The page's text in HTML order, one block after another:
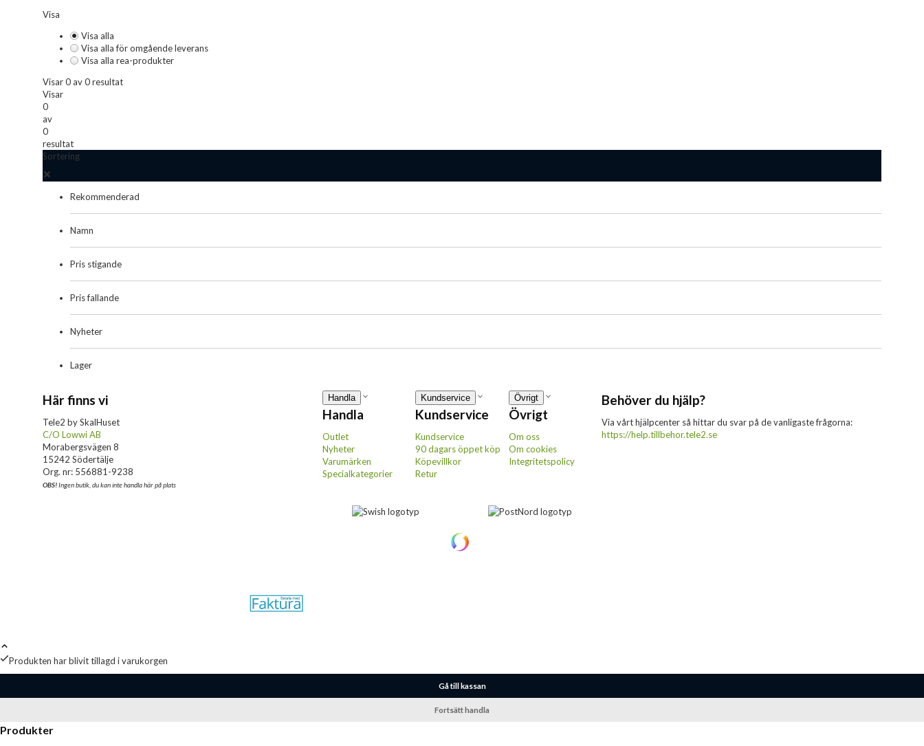
Visa
Visa alla
Visa alla för omgående leverans
Visa alla rea-produkter
Visar 0 av 0 resultat
Visar
0
av
0
resultat
Sortering
Rekommenderad
Namn
Pris stigande
Pris fallande
Nyheter
Lager
Här finns vi
Tele2 by SkalHuset
C/O Lowwi AB
Morabergsvägen 8
15242 Södertälje
Org. nr: 556881-9238
OBS!Ingen butik, du kan inte handla här på plats
Handla
Handla
Outlet
Nyheter
Varumärken
Specialkategorier
Kundservice
Kundservice
Kundservice
90 dagars öppet köp
Köpevillkor
Retur
Övrigt
Övrigt
Om oss
Om cookies
Integritetspolicy
Behöver du hjälp?
Via vårt hjälpcenter så hittar du svar på de vanligaste frågorna:
https://help.tillbehor.tele2.se
Produkten har blivit tillagd i varukorgen
Gå till kassan
Fortsätt handla
Produkter